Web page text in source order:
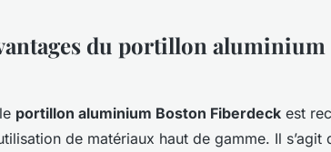
du portillon aluminium
portillon aluminium Boston Fiberdeck est
de matériaux haut de gamme. Il s’agit